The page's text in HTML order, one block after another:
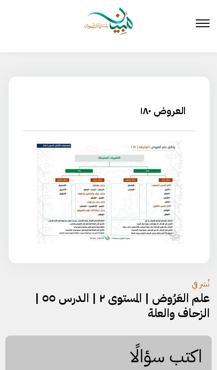
المحتوى
العروض ١٨٠
تصفّح
المقالات
نُشر في
علم العَرُوض | المستوى ٢ | الدرس ٥٥ |
الزحاف والعلة
اكتب سؤالًا